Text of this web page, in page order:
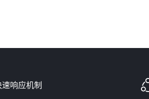
速响应机制